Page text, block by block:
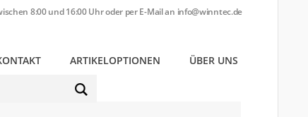
8:00 und 16:00 Uhr oder per E-Mail an info@winntec.de
ARTIKELOPTIONEN ÜBER UNS